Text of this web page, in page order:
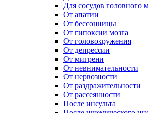
Для сосудов головного
От апатии
От бессонницы
От гипоксии мозга
От головокружения
От депрессии
От мигрени
От невнимательности
От нервозности
От раздражительности
От рассеянности
После инсульта